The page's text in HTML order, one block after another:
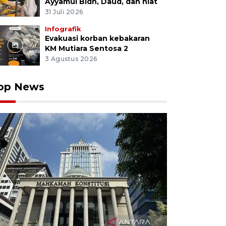
31 Juli 2026
Infografik
Evakuasi korban kebakaran
KM Mutiara Sentosa 2
3 Agustus 2026
News